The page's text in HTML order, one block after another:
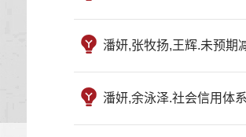
潘妍,张牧扬,王辉.未预期
潘妍,余泳泽.社会信用体